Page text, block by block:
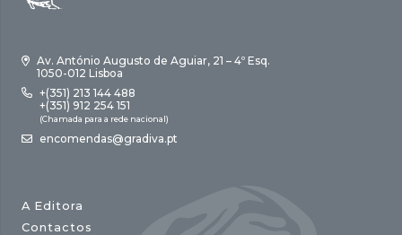
Av. António Augusto de Aguiar, 21 – 4º Esq.
1050-012 Lisboa
+(351) 213 144 488
+(351) 912 254 151
(Chamada para a rede nacional)
encomendas@gradiva.pt
A Editora
Contactos